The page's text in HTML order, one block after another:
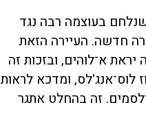
בעוצמה רבה נגד
חדשה. העיירה הזאת
א־לוהים, ובזכות זה
לוס־אנג'לס, ומדכא לראות
זה בהחלט אתגר